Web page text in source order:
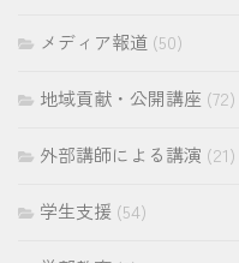
メディア報道 (50)
地域貢献・公開講座 (72)
外部講師による講演 (21)
学生支援 (54)